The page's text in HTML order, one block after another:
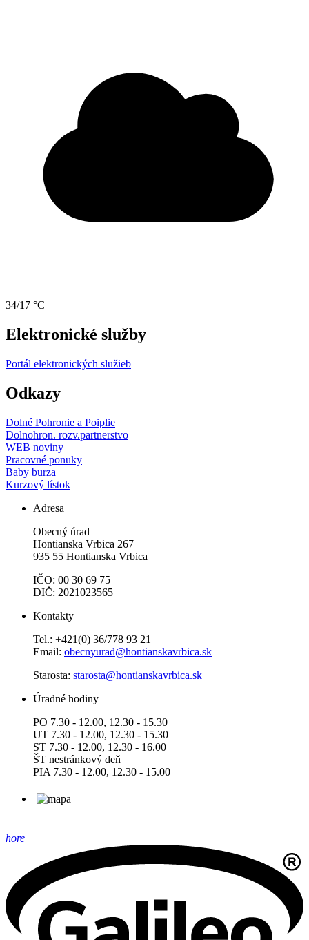
34/17 °C
Elektronické služby
Portál elektronických služieb
Odkazy
Dolné Pohronie a Poiplie
Dolnohron. rozv.partnerstvo
WEB noviny
Pracovné ponuky
Baby burza
Kurzový lístok
Adresa
Obecný úrad
Hontianska Vrbica 267
935 55 Hontianska Vrbica
IČO: 00 30 69 75
DIČ: 2021023565
Kontakty
Tel.: +421(0) 36/778 93 21
Email: obecnyurad@hontianskavrbica.sk
Starosta: starosta@hontianskavrbica.sk
Úradné hodiny
PO 7.30 - 12.00, 12.30 - 15.30
UT 7.30 - 12.00, 12.30 - 15.30
ST 7.30 - 12.00, 12.30 - 16.00
ŠT nestránkový deň
PIA 7.30 - 12.00, 12.30 - 15.00
hore